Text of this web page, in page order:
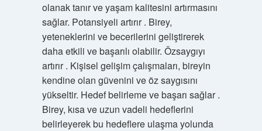
olanak tanır ve yaşam kalitesini artırmasını
sağlar. Potansiyeli artırır . Birey,
yeteneklerini ve becerilerini geliştirerek
daha etkili ve başarılı olabilir. Özsaygıyı
artırır . Kişisel gelişim çalışmaları, bireyin
kendine olan güvenini ve öz saygısını
yükseltir. Hedef belirleme ve başarı sağlar .
Birey, kısa ve uzun vadeli hedeflerini
belirleyerek bu hedeflere ulaşma yolunda